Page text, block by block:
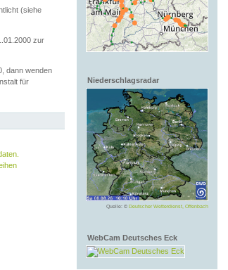
Niederschlagsradar
Quelle: © Deutscher Wetterdienst, Offenbach
WebCam Deutsches Eck
(siehe
zur
dann wenden
für